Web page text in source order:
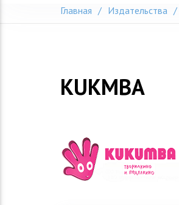
Главная Издательства
KUKMBA